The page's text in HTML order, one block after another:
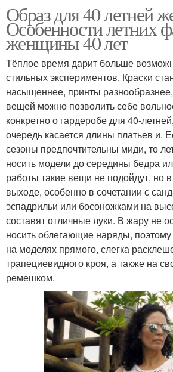
Образ для 40 летней
Особенности летних
женщины 40 лет
Тёплое время дарит больше
стильных экспериментов. Краски
насыщеннее, принты
вещей можно позволить себе
конкретно о гардеробе для 40-
очередь касается длины платьев и.
сезоны предпочтительны миди, то
носить модели до середины бедра
работы такие вещи не подойдут, но
выходе, особенно в сочетании с
эспадрильи или босоножками на
составят отличные луки. В жару не
носить облегающие наряды,
на моделях прямого, слегка
трапециевидного кроя, а также на
ремешком.